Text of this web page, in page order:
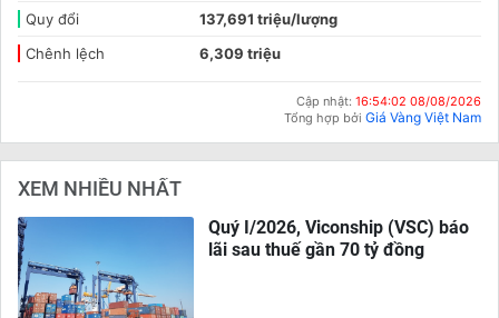
Quy đổi
137,691 triệu/lượng
Chênh lệch
6,309 triệu
Cập nhật: 16:54:02 08/08/2026
Tổng hợp bởi Giá Vàng Việt Nam
XEM NHIỀU NHẤT
Quý I/2026, Viconship (VSC) báo
lãi sau thuế gần 70 tỷ đồng